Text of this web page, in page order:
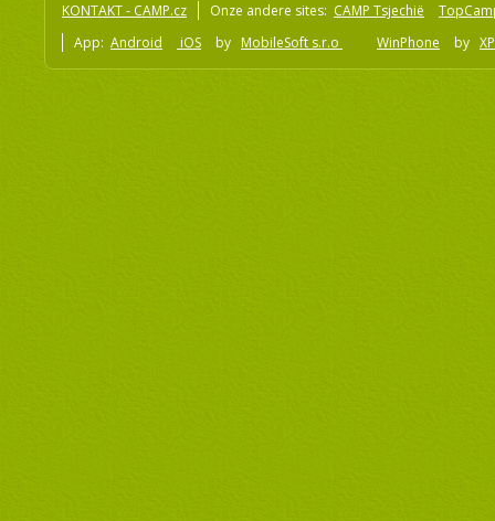
KONTAKT - CAMP.cz Onze andere sites: CAMP Tsjechië
App: Android iOS by MobileSoft s.r.o WinPhone by